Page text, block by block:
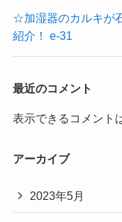
☆加湿器のカルキが
紹介！ e-31
最近のコメント
表示できるコメント
アーカイブ
2023年5月